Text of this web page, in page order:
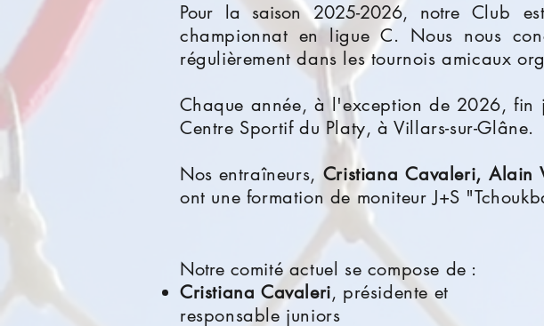
Pour la saison 2025-2026, notreClub est
championnat en ligue C. Nous nous
régulièrement dans les tournois amicaux
Chaque année, à l'exception de 2026, fin
Centre Sportif du Platy, à Villars-sur-Glâne.
Nos entraîneurs, Cristiana Cavaleri, Alain
ont une formation de moniteur J+S
Notre comité actuel se compose de :
Cristiana Cavaleri, présidente et
responsable juniors